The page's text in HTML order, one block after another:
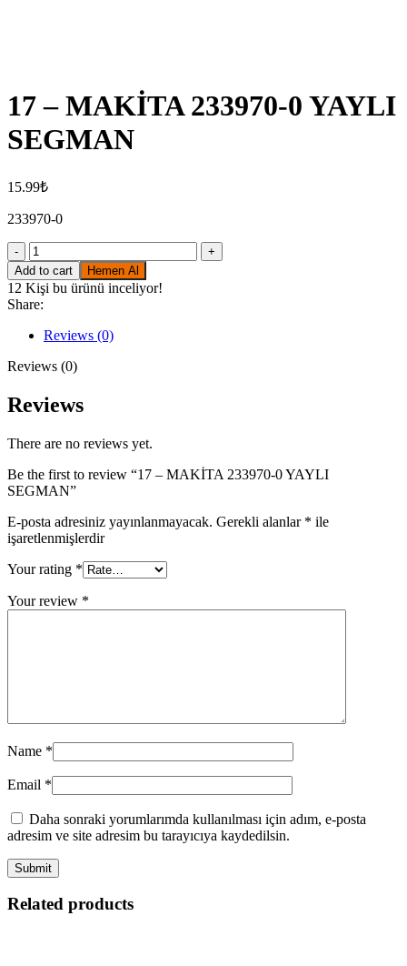
17 – MAKİTA 233970-0 YAYLI
SEGMAN
15.99₺
233970-0
17
-
MAKİTA
233970-
0
YAYLI
SEGMAN
quantity
Add to cart Hemen Al
12 Kişi bu ürünü inceliyor!
Share:
Reviews (0)
Reviews (0)
Reviews
There are no reviews yet.
Be the first to review “17 – MAKİTA 233970-0 YAYLI
SEGMAN”
E-posta adresiniz yayınlanmayacak. Gerekli alanlar * ile
işaretlenmişlerdir
Your rating *
Your review *
Name *
Email *
Daha sonraki yorumlarımda kullanılması için adım, e-posta
adresim ve site adresim bu tarayıcıya kaydedilsin.
Related products